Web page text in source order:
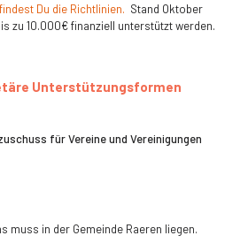
Du die Richtlinien. Stand Oktober
zu 10.000€ finanziell unterstützt werden.
Unterstützungsformen
für Vereine und Vereinigungen
muss in der Gemeinde Raeren liegen.